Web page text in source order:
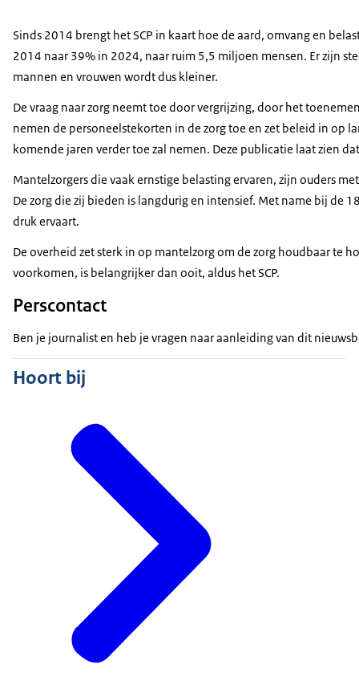
Sinds 2014 brengt het SCP in kaart hoe de aard, omvang en
2014 naar 39% in 2024, naar ruim 5,5 miljoen mensen. Er zijn
mannen en vrouwen wordt dus kleiner.
De vraag naar zorg neemt toe door vergrijzing, door het
nemen de personeelstekorten in de zorg toe en zet beleid in op
komende jaren verder toe zal nemen. Deze publicatie laat zien
Mantelzorgers die vaak ernstige belasting ervaren, zijn ouders
De zorg die zij bieden is langdurig en intensief. Met name bij de
druk ervaart.
De overheid zet sterk in op mantelzorg om de zorg houdbaar te
voorkomen, is belangrijker dan ooit, aldus het SCP.
Perscontact
Ben je journalist en heb je vragen naar aanleiding van dit
Hoort bij